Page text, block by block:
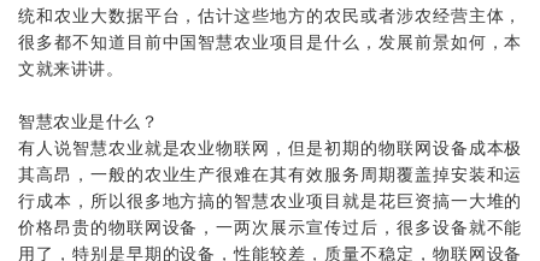
统和农业大数据平台，估计这些地方的农民或者涉农经营主体，
很多都不知道目前中国智慧农业项目是什么，发展前景如何，本
文就来讲讲。
智慧农业是什么？
有人说智慧农业就是农业物联网，但是初期的物联网设备成本极
其高昂，一般的农业生产很难在其有效服务周期覆盖掉安装和运
行成本，所以很多地方搞的智慧农业项目就是花巨资搞一大堆的
价格昂贵的物联网设备，一两次展示宣传过后，很多设备就不能
用了，特别是早期的设备，性能较差，质量不稳定，物联网设备